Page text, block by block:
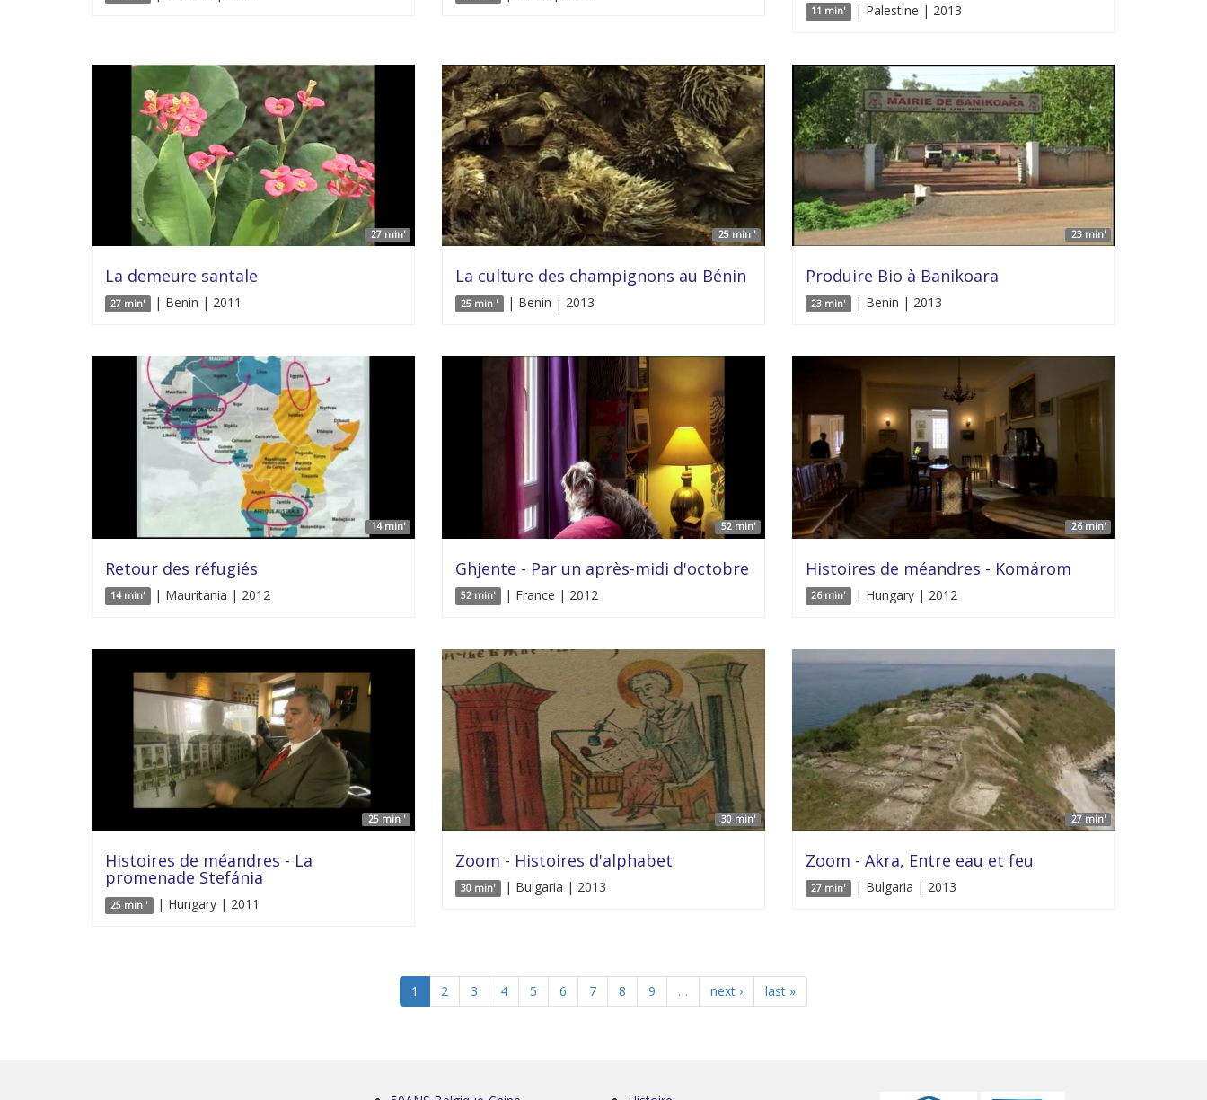
11 min' | Palestine | 2013
27 min'
La demeure santale
27 min' | Benin | 2011
25 min '
La culture des champignons au Bénin
25 min ' | Benin | 2013
23 min'
Produire Bio à Banikoara
23 min' | Benin | 2013
14 min'
Retour des réfugiés
14 min' | Mauritania | 2012
52 min'
Ghjente - Par un après-midi d'octobre
52 min' | France | 2012
26 min'
Histoires de méandres - Komárom
26 min' | Hungary | 2012
25 min '
Histoires de méandres - La
promenade Stefánia
25 min ' | Hungary | 2011
30 min'
Zoom - Histoires d'alphabet
30 min' | Bulgaria | 2013
27 min'
Zoom - Akra, Entre eau et feu
27 min' | Bulgaria | 2013
1 2 3 4 5 6 7 8 9 … next › last »